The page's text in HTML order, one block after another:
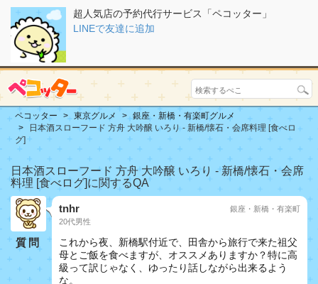
超人気店の予約代行サービス「ペコッター」
LINEで友達に追加
ペコッター 東京グルメ
銀座・新橋・有楽町グルメ
日本酒スローフード 方舟 大吟醸 いろり - 新橋/懐石・会席料理 [食べロ
グ]
日本酒スローフード 方舟 大吟醸 いろり - 新橋/懐石・会席
料理 [食べログ]に関するQA
質問
tnhr
20代男性
銀座・新橋・有楽町
これから夜、新橋駅付近で、田舎から旅行で来た祖父
母とご飯を食べますが、オススメありますか？特に高
級って訳じゃなく、ゆったり話しながら出来るよう
な。